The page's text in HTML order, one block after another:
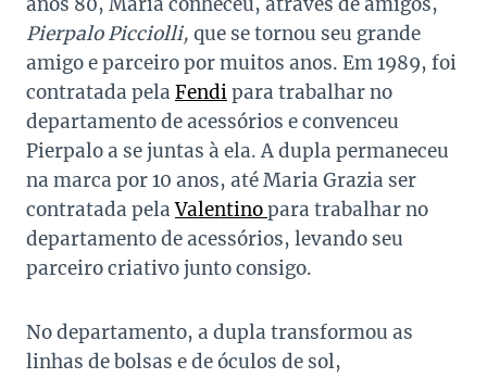
Pierpalo Picciolli, que se tornou seu grande
amigo e parceiro por muitos anos. Em 1989, foi
contratada pela Fendipara trabalhar no
departamento de acessórios e convenceu
Pierpalo a se juntas à ela. A dupla permaneceu
na marca por 10 anos, até Maria Grazia ser
contratada pelaValentinopara trabalhar no
departamento de acessórios, levando seu
parceiro criativo junto consigo.
No departamento, a dupla transformou as
linhas de bolsas e de óculos de sol,